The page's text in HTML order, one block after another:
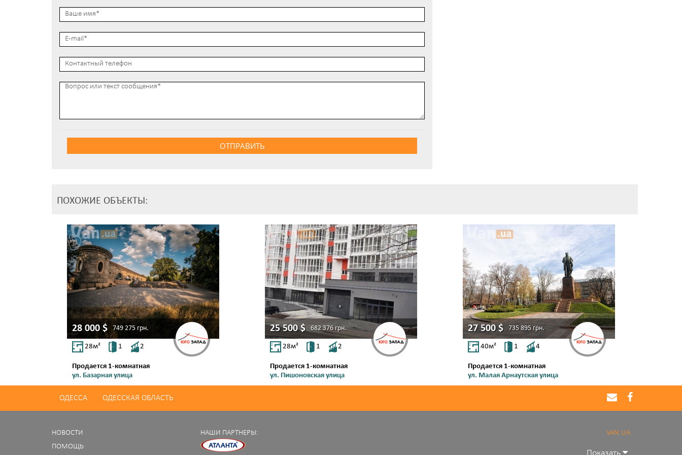
ОТПРАВИТЬ
ПОХОЖИЕ ОБЪЕКТЫ:
28 000$ 749 275 грн.
28м² 1 2
Продается 1-комнатная
ул. Базарная улица
25 500$ 682 376грн.
28м² 1 2
Продается 1-комнатная
ул. Пишоновская улица
27 500$ 735 895 грн.
40м² 1 4
Продается 1-комнатная
ул. Малая Арнаутская улица
ОДЕССА ОДЕССКАЯ ОБЛАСТЬ
НОВОСТИ
ПОМОЩЬ
НАШИ ПАРТНЕРЫ: VAN.UA